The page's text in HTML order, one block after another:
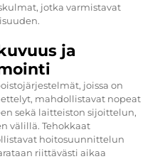
jotka varmistavat
ja
joissa on
mahdollistavat nopeat
sekä laitteiston sijoittelun,
välillä. Tehokkaat
hoitosuunnittelun
riittävästi aikaa